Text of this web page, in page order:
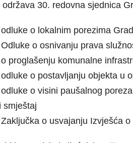
održava 30. redovna sjednica
o lokalnim porezima
o osnivanju prava
proglašenju komunalne
o postavljanju objekta u
o visini paušalnog
smještaj
o usvajanju Izvješća